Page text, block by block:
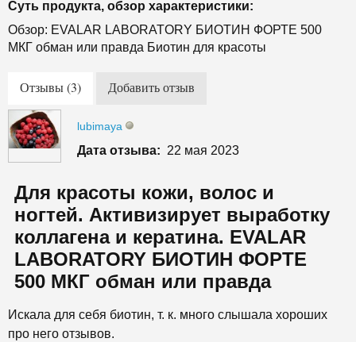
Суть продукта, обзор характеристики:
Обзор: EVALAR LABORATORY БИОТИН ФОРТЕ 500
МКГ обман или правда Биотин для красоты
Отзывы (3) Добавить отзыв
lubimaya
Дата отзыва: 22 мая 2023
Для красоты кожи, волос и
ногтей. Активизирует выработку
коллагена и кератина. EVALAR
LABORATORY БИОТИН ФОРТЕ
500 МКГ обман или правда
Искала для себя биотин, т. к. много слышала хороших
про него отзывов.